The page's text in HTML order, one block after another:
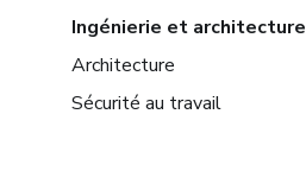
Ingénierie et architecture
Architecture
Sécurité au travail